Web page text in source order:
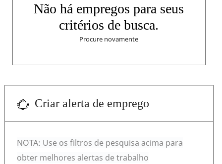
Não há empregos para seus
critérios de busca.
Procure novamente
Criar alerta de emprego
NOTA: Use os filtros de pesquisa acima para
obter melhores alertas de trabalho